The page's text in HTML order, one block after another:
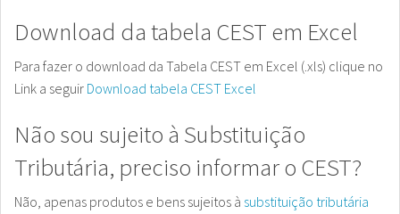
Download da tabela CEST em Excel
Para fazer o download da Tabela CEST em Excel (.xls) clique no
Link a seguir Download tabela CEST Excel
Não sou sujeito à Substituição
Tributária, preciso informar o CEST?
Não, apenas produtos e bens sujeitos à substituição tributária